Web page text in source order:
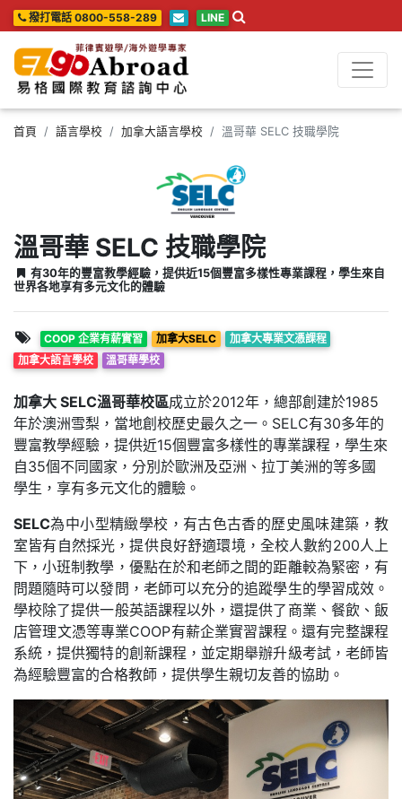
撥打電話 0800-558-289 LINE
首頁 語言學校 加拿大語言學校 溫哥華 SELC 技職學院
溫哥華 SELC 技職學院
有30年的豐富教學經驗，提供近15個豐富多樣性專業課程，學生來自
世界各地享有多元文化的體驗
COOP 企業有薪實習 加拿大SELC
加拿大專業文憑課程
加拿大語言學校
溫哥華學校
加拿大 SELC溫哥華校區成立於2012年，總部創建於1985
年於澳洲雪梨，當地創校歷史最久之一。SELC有30多年的
豐富教學經驗，提供近15個豐富多樣性的專業課程，學生來
自35個不同國家，分別於歐洲及亞洲、拉丁美洲的等多國
學生，享有多元文化的體驗。
SELC為中小型精緻學校，有古色古香的歷史風味建築，教
室皆有自然採光，提供良好舒適環境，全校人數約200人上
下，小班制教學，優點在於和老師之間的距離較為緊密，有
問題隨時可以發問，老師可以充分的追蹤學生的學習成效。
學校除了提供一般英語課程以外，還提供了商業、餐飲、飯
店管理文憑等專業COOP有薪企業實習課程。還有完整課程
系統，提供獨特的創新課程，並定期舉辦升級考試，老師皆
為經驗豐富的合格教師，提供學生親切友善的協助。